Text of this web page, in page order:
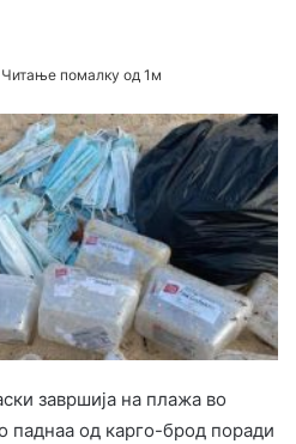
Читање помалку од 1м
завршија на плажа во
паднаа од карго-брод поради